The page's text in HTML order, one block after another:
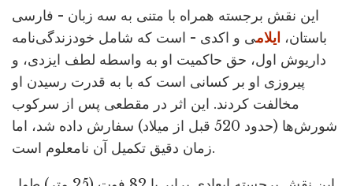
این نقش برجسته همراه با متنی به سه زبان - فارسی
باستان، ایلامی و اکدی - است که شامل خودزندگی‌نامه
داریوش اول، حق حاکمیت او به واسطه لطف ایزدی، و
پیروزی او بر کسانی است که با به قدرت رسیدن او
مخالفت کردند. این اثر در مقطعی پس از سرکوب
شورش‌ها (حدود 520 قبل از میلاد) سفارش داده شد، اما
زمان دقیق تکمیل آن نامعلوم است.